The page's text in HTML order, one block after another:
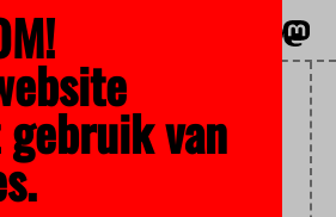
STUDENTEN
van